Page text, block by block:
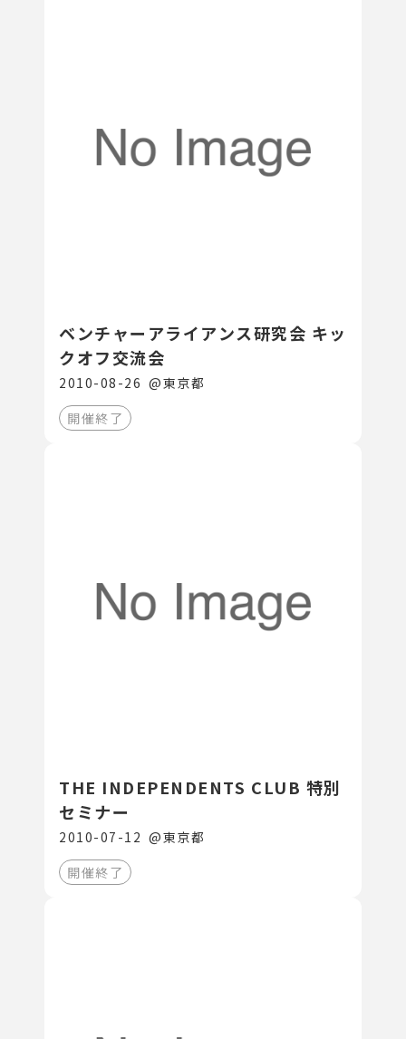
ベンチャーアライアンス研究会 キッ
クオフ交流会
2010-08-26 @東京都
開催終了
THE INDEPENDENTS CLUB 特別
セミナー
2010-07-12 @東京都
開催終了